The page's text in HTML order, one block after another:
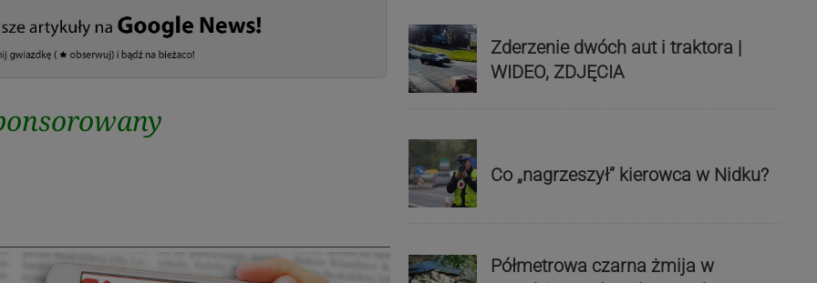
Zderzenie dwóch aut i traktora |
WIDEO, ZDJĘCIA
Co „nagrzeszył” kierowca w Nidku?
Półmetrowa czarna żmija w